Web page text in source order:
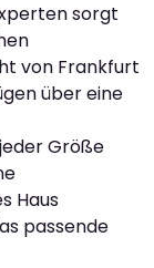
sorgt
von Frankfurt
über eine
Größe
Haus
passende